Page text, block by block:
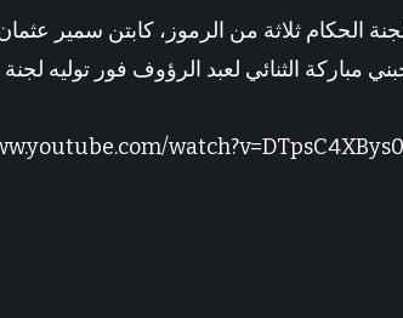
الحكام ثلاثة من الرموز، كابتن سمير
مباركة الثنائي لعبد الرؤوف فور توليه لجنة